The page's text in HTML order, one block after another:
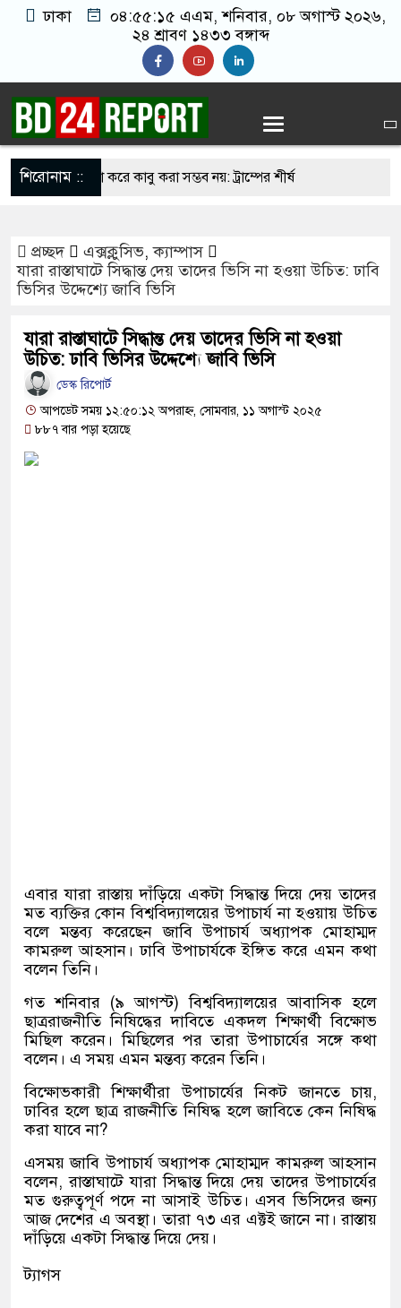
ঢাকা ০৪:৫৫:১৬ এএম, শনিবার, ০৮ অগাস্ট ২০২৬,
২৪ শ্রাবণ ১৪৩৩ বঙ্গাব্দ
শিরোনাম ::
বিমান হামলা করে কাবু করা সম্ভব নয়: ট্রাম্পের শীর্ষ
তুরস্কের প্রতিরক্ষা চুক্তি, হামলায় জবাব দেবে তিন দেশ
দশমিক ৩ টন কাঁদুনে গ্যাস আমদানি
বড় হবে: ছেলেকে নিয়ে রোনালদোর বড় আশা
বের হওয়ার পথ খুঁজছেন ট্রাম্পের শীর্ষ জেনারেল
থেকে বস্ত্রহীন অবস্থায় যুবদল নেতা আটক
প্রচ্ছদ এক্সক্লুসিভ,ক্যাম্পাস
যারা রাস্তাঘাটে সিদ্ধান্ত দেয় তাদের ভিসি না হওয়া উচিত: ঢাবি
ভিসির উদ্দেশ্যে জাবি ভিসি
যারা রাস্তাঘাটে সিদ্ধান্ত দেয় তাদের ভিসি না হওয়া
উচিত: ঢাবি ভিসির উদ্দেশ্যে জাবি ভিসি
ডেস্ক রিপোর্ট
আপডেট সময় ১২:৫০:১২ অপরাহ্ন, সোমবার, ১১ অগাস্ট ২০২৫
৮৮৭ বার পড়া হয়েছে
এবার যারা রাস্তায় দাঁড়িয়ে একটা সিদ্ধান্ত দিয়ে দেয় তাদের
মত ব্যক্তির কোন বিশ্ববিদ্যালয়ের উপাচার্য না হওয়ায় উচিত
বলে মন্তব্য করেছেন জাবি উপাচার্য অধ্যাপক মোহাম্মদ
কামরুল আহসান। ঢাবি উপাচার্যকে ইঙ্গিত করে এমন কথা
বলেন তিনি।
গত শনিবার (৯ আগস্ট) বিশ্ববিদ্যালয়ের আবাসিক হলে
ছাত্ররাজনীতি নিষিদ্ধের দাবিতে একদল শিক্ষার্থী বিক্ষোভ
মিছিল করেন। মিছিলের পর তারা উপাচার্যের সঙ্গে কথা
বলেন। এ সময় এমন মন্তব্য করেন তিনি।
বিক্ষোভকারী শিক্ষার্থীরা উপাচার্যের নিকট জানতে চায়,
ঢাবির হলে ছাত্র রাজনীতি নিষিদ্ধ হলে জাবিতে কেন নিষিদ্ধ
করা যাবে না?
এসময় জাবি উপাচার্য অধ্যাপক মোহাম্মদ কামরুল আহসান
বলেন, রাস্তাঘাটে যারা সিদ্ধান্ত দিয়ে দেয় তাদের উপাচার্যের
মত গুরুত্বপূর্ণ পদে না আসাই উচিত। এসব ভিসিদের জন্য
আজ দেশের এ অবস্থা। তারা ৭৩ এর এক্টই জানে না। রাস্তায়
দাঁড়িয়ে একটা সিদ্ধান্ত দিয়ে দেয়।
ট্যাগস